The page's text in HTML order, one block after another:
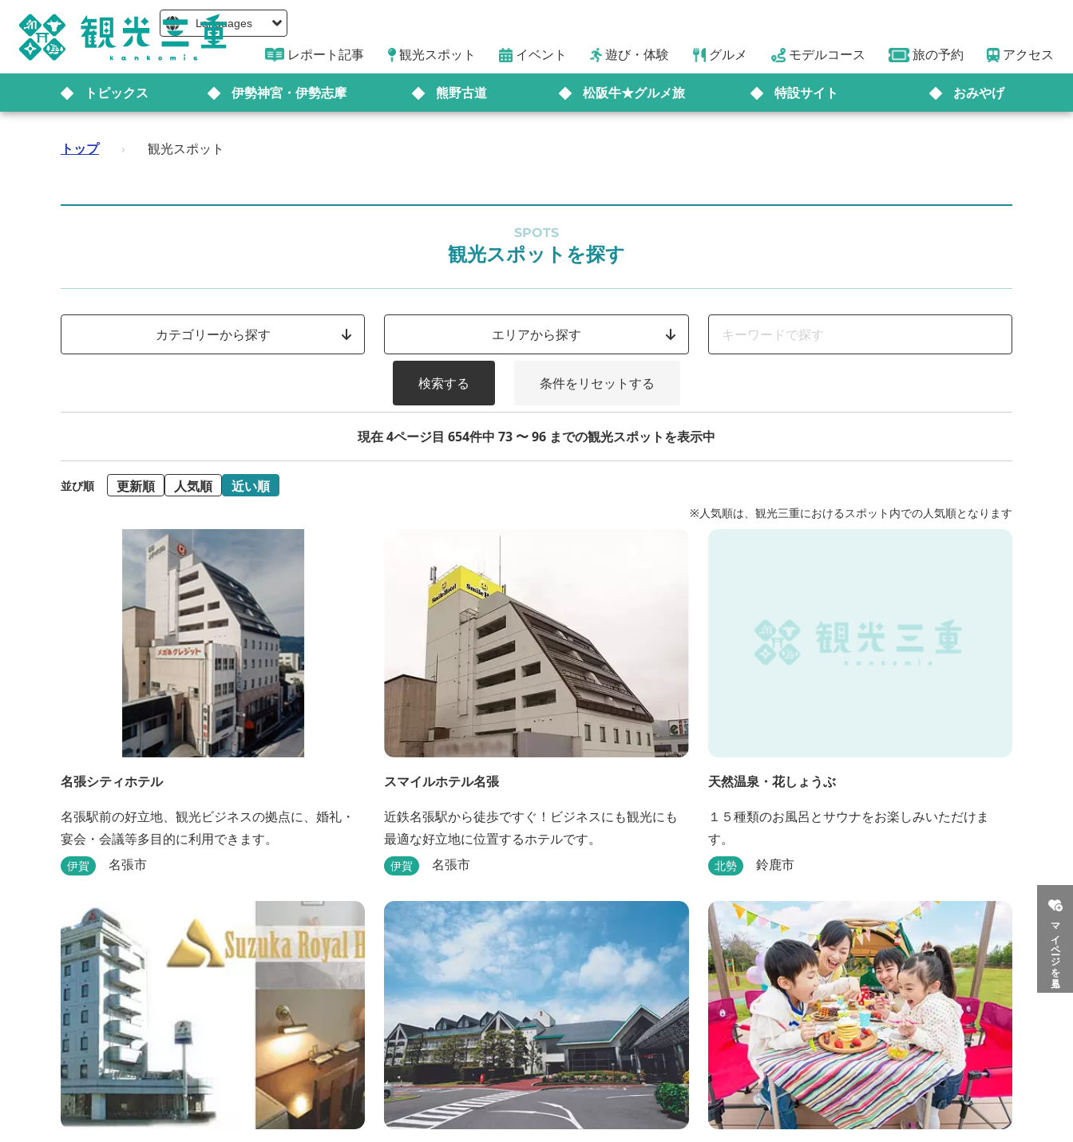
Languages
レポート記事 観光スポット イベント 遊び・体験 グルメ モデルコース 旅の予約 アクセス
トピックス 伊勢神宮・伊勢志摩 熊野古道 松阪牛★グルメ旅 特設サイト おみやげ
マイページを見る
トップ › 観光スポット
SPOTS
観光スポットを探す
カテゴリーから探す エリアから探す
検索する 条件をリセットする
現在 4ページ目 654件中 73 〜 96 までの観光スポットを表示中
並び順 更新順 人気順 近い順
※人気順は、観光三重におけるスポット内での人気順となります
名張シティホテル
名張駅前の好立地、観光ビジネスの拠点に、婚礼・
宴会・会議等多目的に利用できます。
伊賀 名張市
スマイルホテル名張
近鉄名張駅から徒歩ですぐ！ビジネスにも観光にも
最適な好立地に位置するホテルです。
伊賀 名張市
天然温泉・花しょうぶ
１５種類のお風呂とサウナをお楽しみいただけま
す。
北勢 鈴鹿市